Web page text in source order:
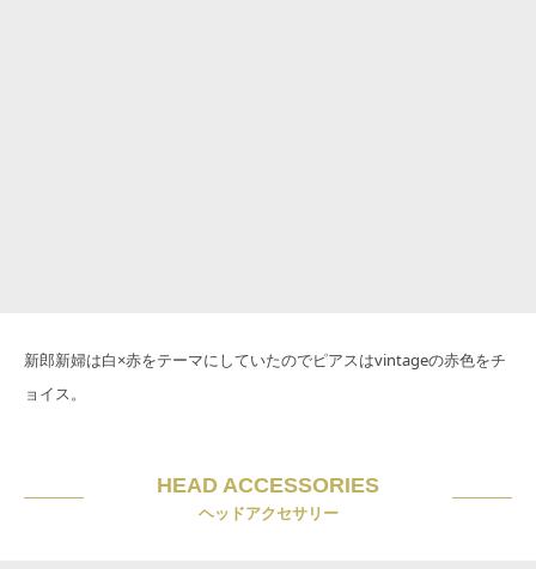
新郎新婦は白×赤をテーマにしていたのでピアスはvintageの赤色をチ
ョイス。
HEAD ACCESSORIES
ヘッドアクセサリー